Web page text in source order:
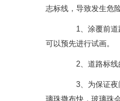
志标线，导致发生危
1、涂覆前道路
可以预先进行试画。
2、道路标线的
3、为保证夜间
璃珠撒布快，玻璃珠